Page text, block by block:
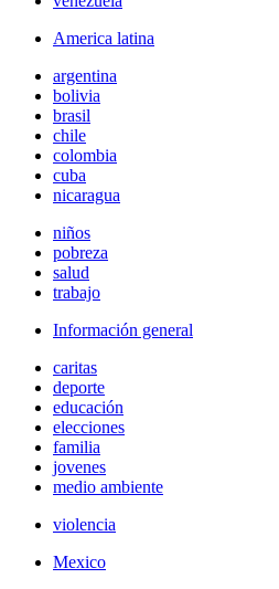
America latina
argentina
bolivia
brasil
chile
colombia
cuba
nicaragua
niños
pobreza
salud
trabajo
Información general
caritas
deporte
educación
elecciones
familia
jovenes
medio ambiente
violencia
Mexico